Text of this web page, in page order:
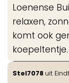
Loenense
relaxen,
komt ook
Stel7078 uit